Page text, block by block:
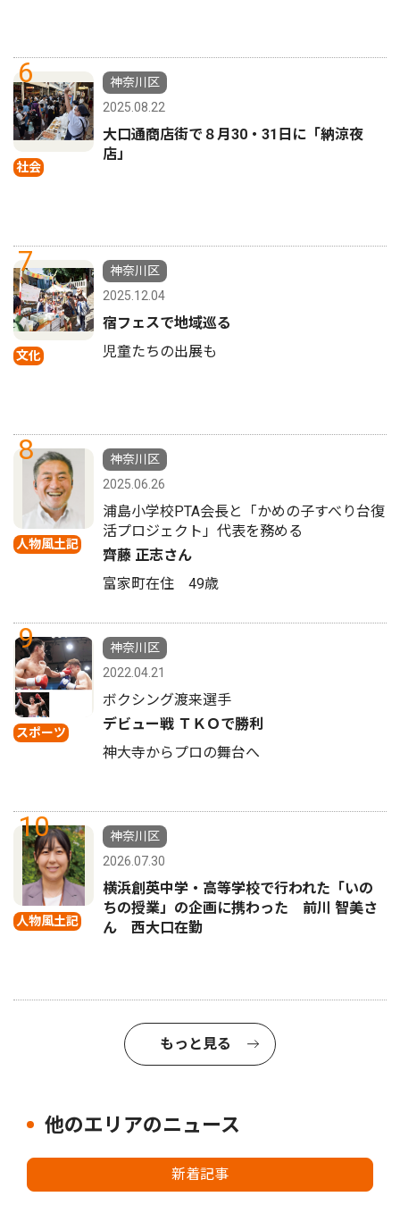
6
社会
神奈川区
2025.08.22
大口通商店街で８月30・31日に「納涼夜
店」
7
文化
神奈川区
2025.12.04
宿フェスで地域巡る
児童たちの出展も
8
人物風土記
神奈川区
2025.06.26
浦島小学校PTA会長と「かめの子すべり台復
活プロジェクト」代表を務める
齊藤 正志さん
富家町在住 49歳
9
スポーツ
神奈川区
2022.04.21
ボクシング渡来選手
デビュー戦 ＴＫＯで勝利
神大寺からプロの舞台へ
10
人物風土記
神奈川区
2026.07.30
横浜創英中学・高等学校で行われた「いの
ちの授業」の企画に携わった 前川 智美さ
ん 西大口在勤
もっと見る
他のエリアのニュース
新着記事